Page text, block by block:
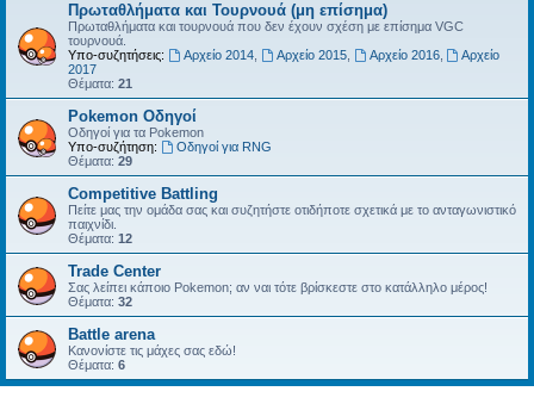
Πρωταθλήματα και Τουρνουά (μη επίσημα)
Πρωταθλήματα και τουρνουά που δεν έχουν σχέση με επίσημα VGC
τουρνουά.
Υπο-συζητήσεις:
Αρχείο 2014, Αρχείο 2015, Αρχείο 2016,
Αρχείο
2017
Θέματα: 21
Pokemon Οδηγοί
Οδηγοί για τα Pokemon
Υπο-συζήτηση:
Οδηγοί για RNG
Θέματα: 29
Competitive Battling
Πείτε μας την ομάδα σας και συζητήστε οτιδήποτε σχετικά με το ανταγωνιστικό
παιχνίδι.
Θέματα: 12
Trade Center
Σας λείπει κάποιο Pokemon; αν ναι τότε βρίσκεστε στο κατάλληλο μέρος!
Θέματα: 32
Battle arena
Κανονίστε τις μάχες σας εδώ!
Θέματα: 6